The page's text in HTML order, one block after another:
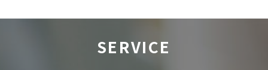
SERVICE